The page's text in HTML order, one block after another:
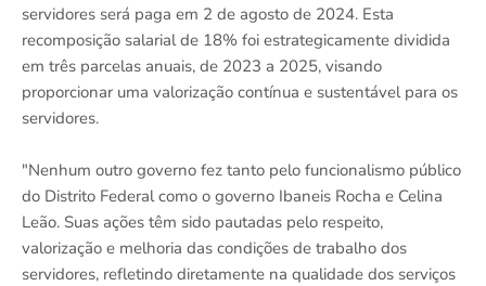
servidores será paga em 2 de agosto de 2024. Esta
recomposição salarial de 18% foi estrategicamente dividida
em três parcelas anuais, de 2023 a 2025, visando
proporcionar uma valorização contínua e sustentável para os
servidores.
"Nenhum outro governo fez tanto pelo funcionalismo público
do Distrito Federal como o governo Ibaneis Rocha e Celina
Leão. Suas ações têm sido pautadas pelo respeito,
valorização e melhoria das condições de trabalho dos
servidores, refletindo diretamente na qualidade dos serviços